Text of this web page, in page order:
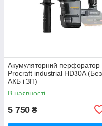
Акумуляторний перфоратор
Procraft industrial HD30A (Без
АКБ і ЗП)
В наявності
5 750 ₴